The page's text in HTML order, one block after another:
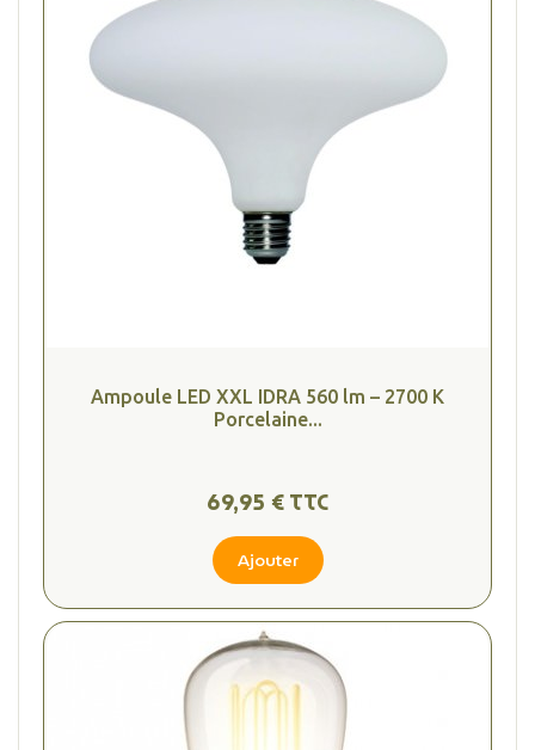
Ampoule LED XXL IDRA 560 lm – 2700 K
Porcelaine...
69,95 € TTC
Ajouter